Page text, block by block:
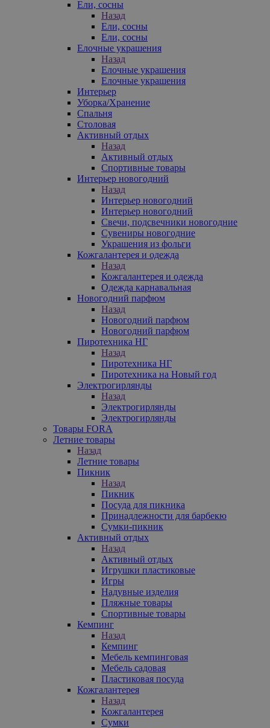
Ели, сосны
Назад
Ели, сосны
Ели, сосны
Елочные украшения
Назад
Елочные украшения
Елочные украшения
Интерьер
Уборка/Хранение
Спальня
Столовая
Активный отдых
Назад
Активный отдых
Спортивные товары
Интерьер новогодний
Назад
Интерьер новогодний
Интерьер новогодний
Свечи, подсвечники новогодние
Сувениры новогодние
Украшения из фольги
Кожгалантерея и одежда
Назад
Кожгалантерея и одежда
Одежда карнавальная
Новогодний парфюм
Назад
Новогодний парфюм
Новогодний парфюм
Пиротехника НГ
Назад
Пиротехника НГ
Пиротехника на Новый год
Электрогирлянды
Назад
Электрогирлянды
Электрогирлянды
Товары FORA
Летние товары
Назад
Летние товары
Пикник
Назад
Пикник
Посуда для пикника
Принадлежности для барбекю
Сумки-пикник
Активный отдых
Назад
Активный отдых
Игрушки пластиковые
Игры
Надувные изделия
Пляжные товары
Спортивные товары
Кемпинг
Назад
Кемпинг
Мебель кемпинговая
Мебель садовая
Пластиковая посуда
Кожгалантерея
Назад
Кожгалантерея
Сумки